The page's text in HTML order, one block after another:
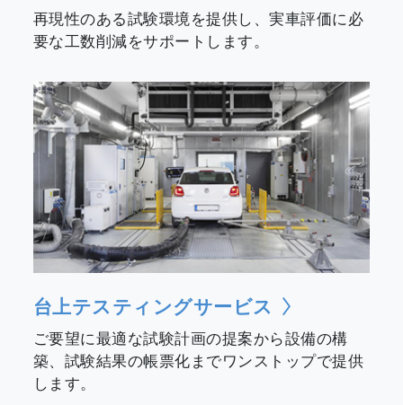
再現性のある試験環境を提供し、実車評価に必
要な工数削減をサポートします。
台上テスティングサービス
ご要望に最適な試験計画の提案から設備の構
築、試験結果の帳票化までワンストップで提供
します。